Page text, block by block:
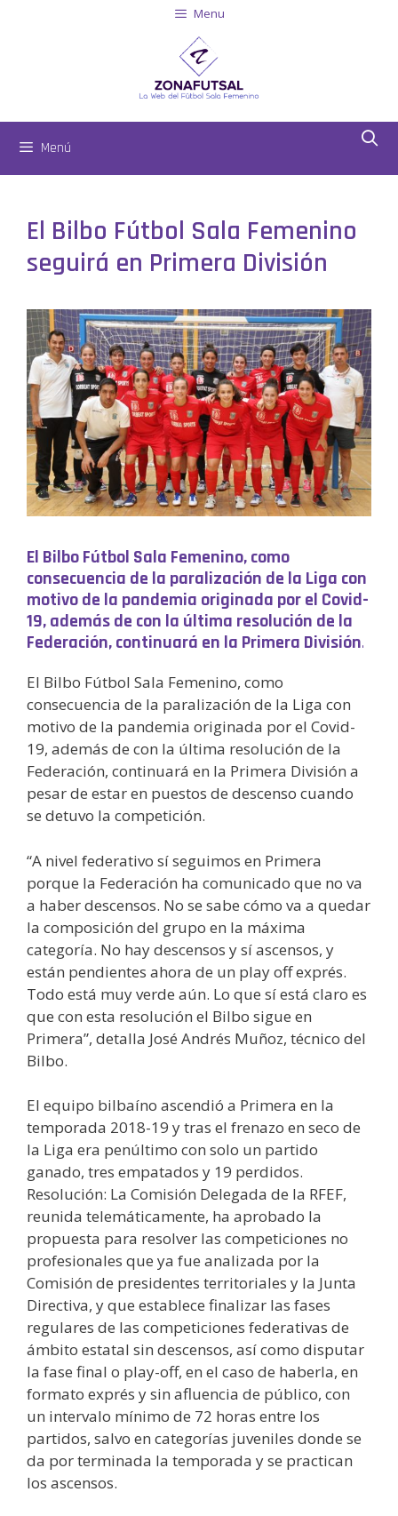
Menu
Menú
El Bilbo Fútbol Sala Femenino
seguirá en Primera División
El Bilbo Fútbol Sala Femenino, como
consecuencia de la paralización de la Liga con
motivo de la pandemia originada por el Covid-
19, además de con la última resolución de la
Federación, continuará en la Primera División.
El Bilbo Fútbol Sala Femenino, como
consecuencia de la paralización de la Liga con
motivo de la pandemia originada por el Covid-
19, además de con la última resolución de la
Federación, continuará en la Primera División a
pesar de estar en puestos de descenso cuando
se detuvo la competición.
“A nivel federativo sí seguimos en Primera
porque la Federación ha comunicado que no va
a haber descensos. No se sabe cómo va a quedar
la composición del grupo en la máxima
categoría. No hay descensos y sí ascensos, y
están pendientes ahora de un play off exprés.
Todo está muy verde aún. Lo que sí está claro es
que con esta resolución el Bilbo sigue en
Primera”, detalla José Andrés Muñoz, técnico del
Bilbo.
El equipo bilbaíno ascendió a Primera en la
temporada 2018-19 y tras el frenazo en seco de
la Liga era penúltimo con solo un partido
ganado, tres empatados y 19 perdidos.
Resolución: La Comisión Delegada de la RFEF,
reunida telemáticamente, ha aprobado la
propuesta para resolver las competiciones no
profesionales que ya fue analizada por la
Comisión de presidentes territoriales y la Junta
Directiva, y que establece finalizar las fases
regulares de las competiciones federativas de
ámbito estatal sin descensos, así como disputar
la fase final o play-off, en el caso de haberla, en
formato exprés y sin afluencia de público, con
un intervalo mínimo de 72 horas entre los
partidos, salvo en categorías juveniles donde se
da por terminada la temporada y se practican
los ascensos.